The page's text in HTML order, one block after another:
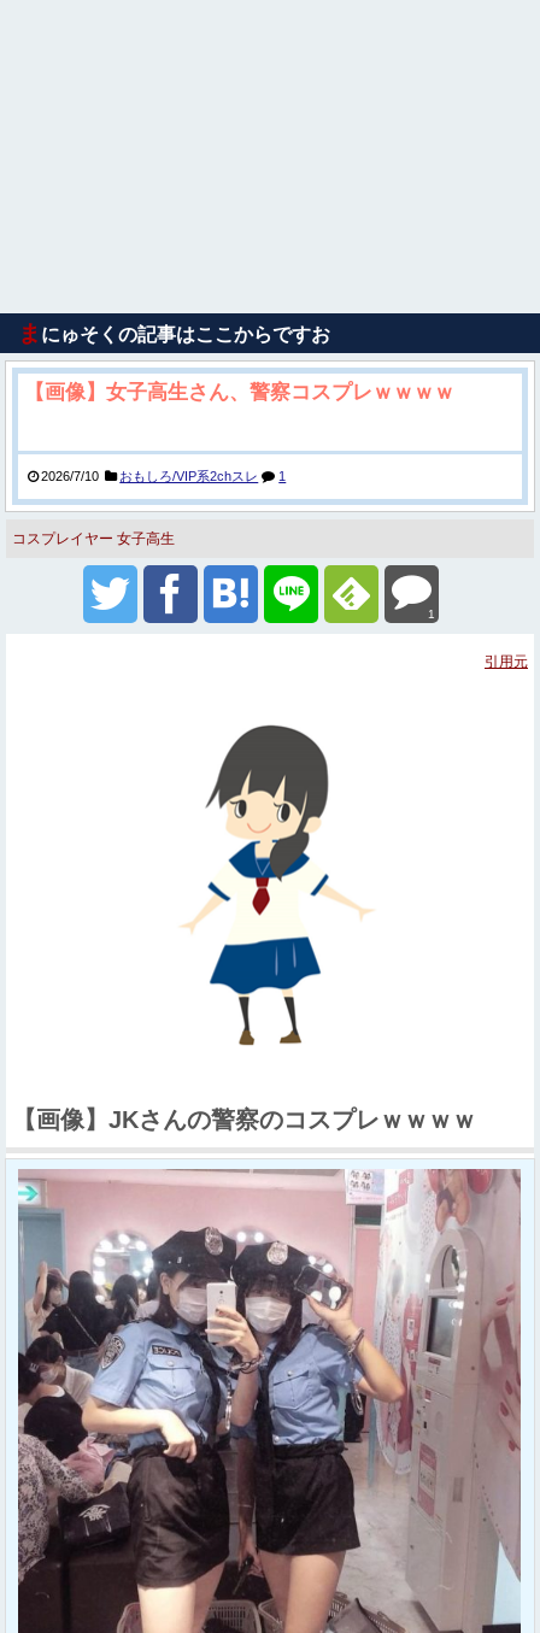
ま にゅそくの記事はここからですお
【画像】女子高生さん、警察コスプレｗｗｗｗ
2026/7/10 おもしろ/VIP系2chスレ 1
コスプレイヤー 女子高生
1
引用元
【画像】JKさんの警察のコスプレｗｗｗｗ